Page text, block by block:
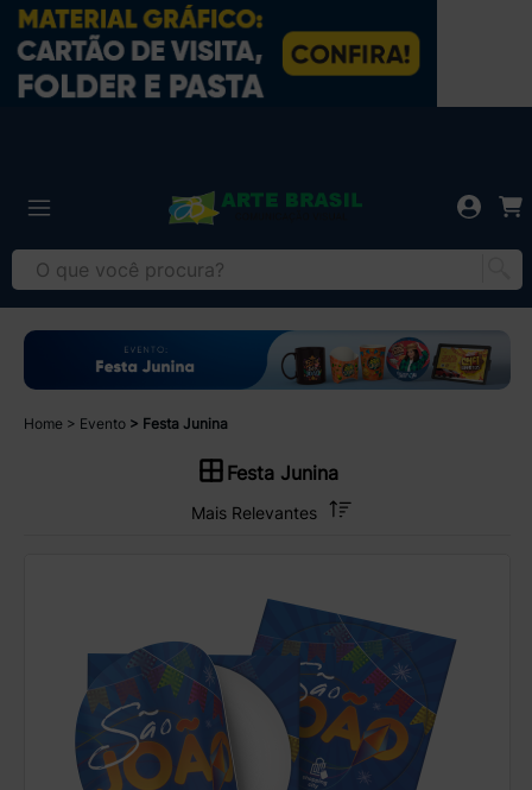
Home Evento Festa Junina
Festa Junina